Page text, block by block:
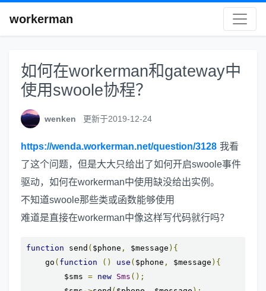
workerman
如何在workerman和gateway中
使用swoole协程？
wenken 更新于2019-12-24
https://wenda.workerman.net/question/3128 我看
了这个问题，但是大大只给出了如何开启swoole事件
驱动，如何在workerman中使用缺没给出实例。
不知道swoole那些类或函数能够使用
难道是直接在workerman中像这样写代码就行吗？
function send ( $phone , $message ){
    go
( function () use ( $phone , $message ){
        $sms
= new Sms ();